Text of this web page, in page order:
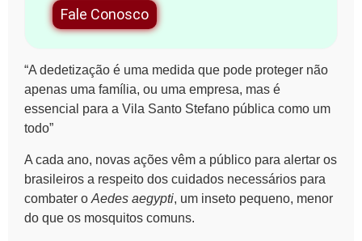
Fale Conosco
“A dedetização é uma medida que pode proteger não
apenas uma família, ou uma empresa, mas é
essencial para a Vila Santo Stefano pública como um
todo”
A cada ano, novas ações vêm a público para alertar os
brasileiros a respeito dos cuidados necessários para
combater o Aedes aegypti, um inseto pequeno, menor
do que os mosquitos comuns.